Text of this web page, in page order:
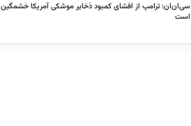
سی‌ان‌ان: ترامپ از افشای کمبود ذخایر موشکی آمریکا خشمگین
است